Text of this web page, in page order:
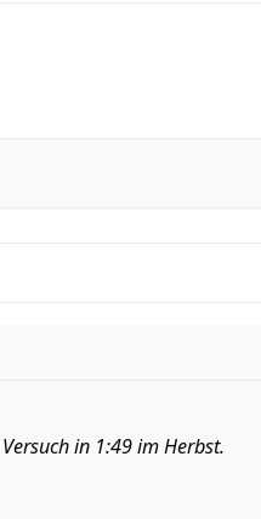
in 1:49 im Herbst.